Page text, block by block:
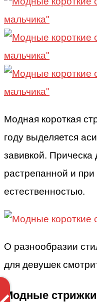
Модная короткая
году выделяется
завивкой. Прическа
растрепанной и при
естественностью.
О разнообразии
для девушек
Модные